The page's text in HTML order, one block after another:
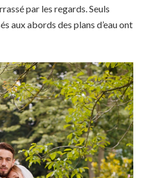
par les regards. Seuls
aux abords des plans d’eau ont